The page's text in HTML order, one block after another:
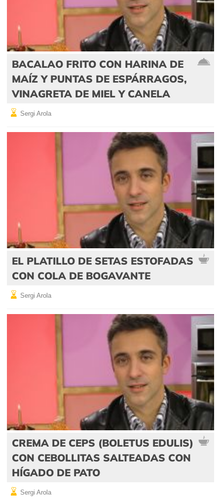
BACALAO FRITO CON HARINA DE
MAÍZ Y PUNTAS DE ESPÁRRAGOS,
VINAGRETA DE MIEL Y CANELA
Sergi Arola
EL PLATILLO DE SETAS ESTOFADAS
CON COLA DE BOGAVANTE
Sergi Arola
CREMA DE CEPS (BOLETUS EDULIS)
CON CEBOLLITAS SALTEADAS CON
HÍGADO DE PATO
Sergi Arola